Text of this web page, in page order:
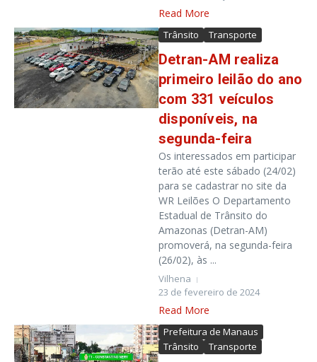
Read More
Trânsito Transporte
Detran-AM realiza
primeiro leilão do ano
com 331 veículos
disponíveis, na
segunda-feira
Os interessados em participar
terão até este sábado (24/02)
para se cadastrar no site da
WR Leilões O Departamento
Estadual de Trânsito do
Amazonas (Detran-AM)
promoverá, na segunda-feira
(26/02), às ...
Vilhena
23 de fevereiro de 2024
Read More
Prefeitura de Manaus
Trânsito
Transporte